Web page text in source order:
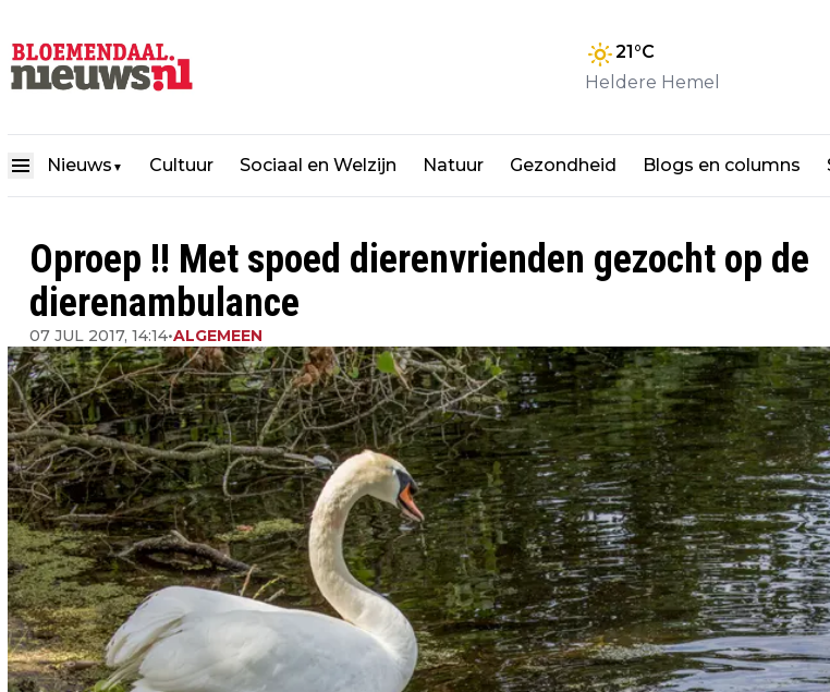
21°C
Heldere Hemel
Nieuws ▼ Cultuur Sociaal en Welzijn Natuur Gezondheid Blogs en columns
Oproep !! Met spoed dierenvrienden gezocht op de
dierenambulance
07 JUL 2017, 14:14•ALGEMEEN